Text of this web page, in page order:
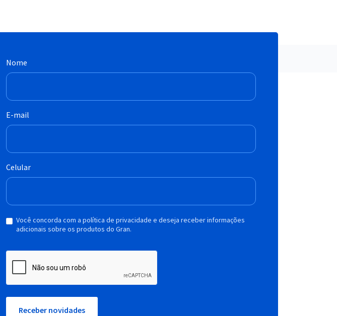
Nome
E-mail
Celular
Você concorda com a política de privacidade e deseja receber informações
adicionais sobre os produtos do Gran.
Receber novidades